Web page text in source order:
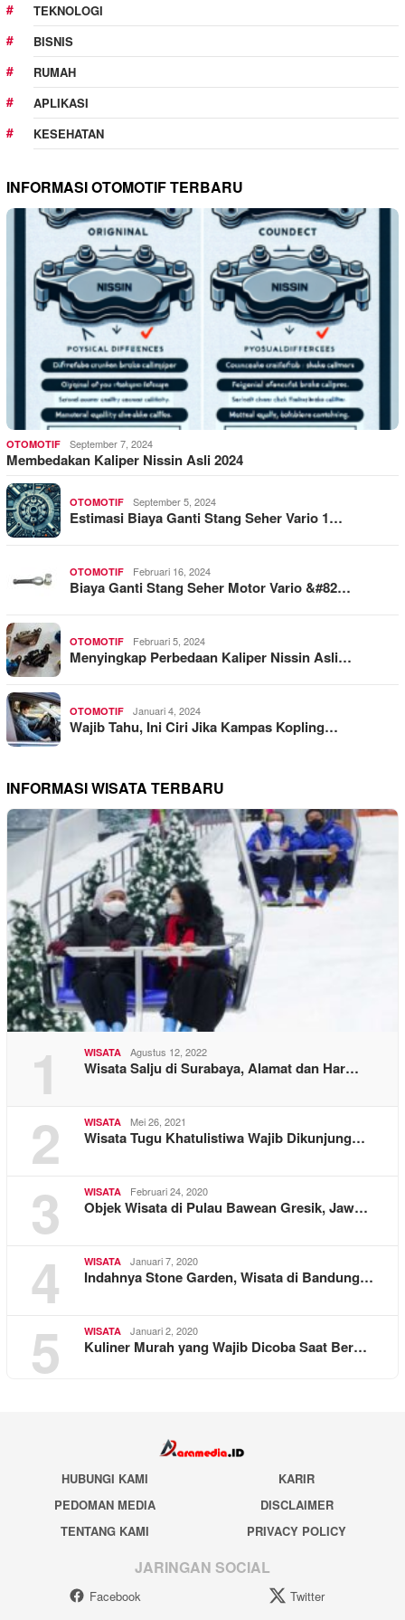
TEKNOLOGI
BISNIS
RUMAH
APLIKASI
KESEHATAN
INFORMASI OTOMOTIF TERBARU
OTOMOTIF September 7, 2024
Membedakan Kaliper Nissin Asli 2024
OTOMOTIF September 5, 2024
Estimasi Biaya Ganti Stang Seher Vario 1…
OTOMOTIF Februari 16, 2024
Biaya Ganti Stang Seher Motor Vario &#82…
OTOMOTIF Februari 5, 2024
Menyingkap Perbedaan Kaliper Nissin Asli…
OTOMOTIF Januari 4, 2024
Wajib Tahu, Ini Ciri Jika Kampas Kopling…
INFORMASI WISATA TERBARU
1 WISATA Agustus 12, 2022
Wisata Salju di Surabaya, Alamat dan Har…
2 WISATA Mei 26, 2021
Wisata Tugu Khatulistiwa Wajib Dikunjung…
3 WISATA Februari 24, 2020
Objek Wisata di Pulau Bawean Gresik, Jaw…
4 WISATA Januari 7, 2020
Indahnya Stone Garden, Wisata di Bandung…
5 WISATA Januari 2, 2020
Kuliner Murah yang Wajib Dicoba Saat Ber…
HUBUNGI KAMI
KARIR
PEDOMAN MEDIA
DISCLAIMER
TENTANG KAMI
PRIVACY POLICY
JARINGAN SOCIAL
Facebook Twitter